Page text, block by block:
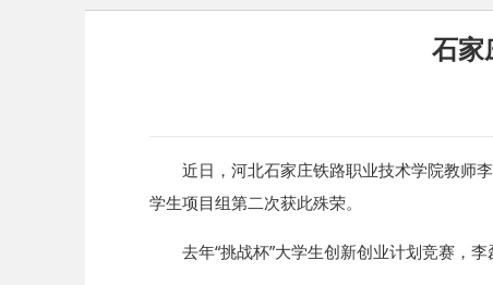
石家
近日，河北石家庄铁路职业技术学院教师
学生项目组第二次获此殊荣。
去年“挑战杯”大学生创新创业计划竞赛，